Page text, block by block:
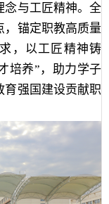
念与工匠精神。全
，锚定职教高质量
，以工匠精神铸
培养”，助力学子
育强国建设贡献职